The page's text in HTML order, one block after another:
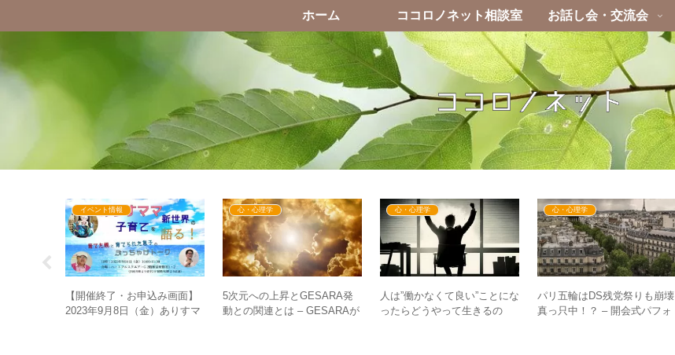
ホーム ココロノネット相談室 お話し会・交流会
イベント情報
【開催終了・お申込み画面】
2023年9月8日（金）ありすマ
心・心理学
5次元への上昇とGESARA発
動との関連とは – GESARAが
心・心理学
人は”働かなくて良い”ことにな
ったらどうやって生きるの
心・心理学
パリ五輪はDS残党祭りも崩壊
真っ只中！？ – 開会式パフォ